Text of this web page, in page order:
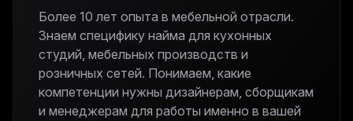
Более 10 лет опыта в мебельной отрасли.
Знаем специфику найма для кухонных
студий, мебельных производств и
розничных сетей. Понимаем, какие
компетенции нужны дизайнерам, сборщикам
и менеджерам для работы именно в вашей